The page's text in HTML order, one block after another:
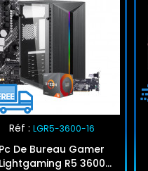
Réf : LGR5-3600-16
Pc De Bureau Gamer
Lightgaming R5 3600